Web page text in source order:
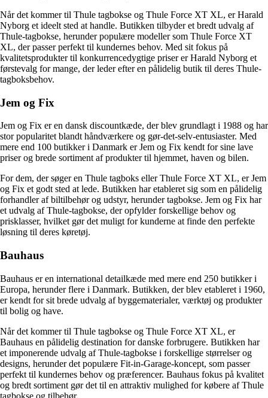
Når det kommer til Thule tagbokse og Thule Force XT XL, er Harald
Nyborg et ideelt sted at handle. Butikken tilbyder et bredt udvalg af
Thule-tagbokse, herunder populære modeller som Thule Force XT
XL, der passer perfekt til kundernes behov. Med sit fokus på
kvalitetsprodukter til konkurrencedygtige priser er Harald Nyborg et
førstevalg for mange, der leder efter en pålidelig butik til deres Thule-
tagboksbehov.
Jem og Fix
Jem og Fix er en dansk discountkæde, der blev grundlagt i 1988 og har
stor popularitet blandt håndværkere og gør-det-selv-entusiaster. Med
mere end 100 butikker i Danmark er Jem og Fix kendt for sine lave
priser og brede sortiment af produkter til hjemmet, haven og bilen.
For dem, der søger en Thule tagboks eller Thule Force XT XL, er Jem
og Fix et godt sted at lede. Butikken har etableret sig som en pålidelig
forhandler af biltilbehør og udstyr, herunder tagbokse. Jem og Fix har
et udvalg af Thule-tagbokse, der opfylder forskellige behov og
prisklasser, hvilket gør det muligt for kunderne at finde den perfekte
løsning til deres køretøj.
Bauhaus
Bauhaus er en international detailkæde med mere end 250 butikker i
Europa, herunder flere i Danmark. Butikken, der blev etableret i 1960,
er kendt for sit brede udvalg af byggematerialer, værktøj og produkter
til bolig og have.
Når det kommer til Thule tagbokse og Thule Force XT XL, er
Bauhaus en pålidelig destination for danske forbrugere. Butikken har
et imponerende udvalg af Thule-tagbokse i forskellige størrelser og
designs, herunder det populære Fit-in-Garage-koncept, som passer
perfekt til kundernes behov og præferencer. Bauhaus fokus på kvalitet
og bredt sortiment gør det til en attraktiv mulighed for købere af Thule
tagbokse og tilbehør.